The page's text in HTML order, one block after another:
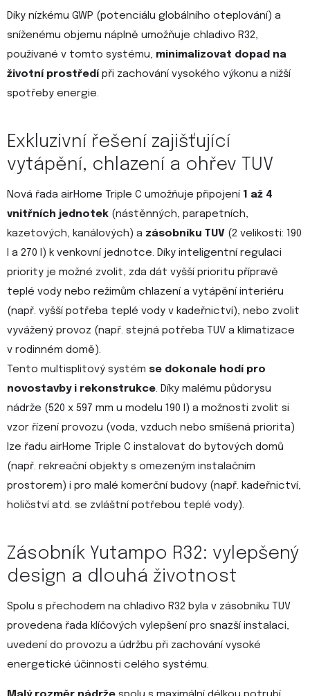
Díky nízkému GWP (potenciálu globálního oteplování) a
sníženému objemu náplně umožňuje chladivo R32,
používané v tomto systému, minimalizovat dopad na
životní prostředí při zachování vysokého výkonu a nižší
spotřeby energie.
Exkluzivní řešení zajišťující
vytápění, chlazení a ohřev TUV
Nová řada airHome Triple C umožňuje připojení 1 až 4
vnitřních jednotek (nástěnných, parapetních,
kazetových, kanálových) a zásobníku TUV (2 velikosti: 190
l a 270 l) k venkovní jednotce. Díky inteligentní regulaci
priority je možné zvolit, zda dát vyšší prioritu přípravě
teplé vody nebo režimům chlazení a vytápění interiéru
(např. vyšší potřeba teplé vody v kadeřnictví), nebo zvolit
vyvážený provoz (např. stejná potřeba TUV a klimatizace
v rodinném domě).
Tento multisplitový systém se dokonale hodí pro
novostavby i rekonstrukce. Díky malému půdorysu
nádrže (520 x 597 mm u modelu 190 l) a možnosti zvolit si
vzor řízení provozu (voda, vzduch nebo smíšená priorita)
lze řadu airHome Triple C instalovat do bytových domů
(např. rekreační objekty s omezeným instalačním
prostorem) i pro malé komerční budovy (např. kadeřnictví,
holičství atd. se zvláštní potřebou teplé vody).
Zásobník Yutampo R32: vylepšený
design a dlouhá životnost
Spolu s přechodem na chladivo R32 byla v zásobníku TUV
provedena řada klíčových vylepšení pro snazší instalaci,
uvedení do provozu a údržbu při zachování vysoké
energetické účinnosti celého systému.